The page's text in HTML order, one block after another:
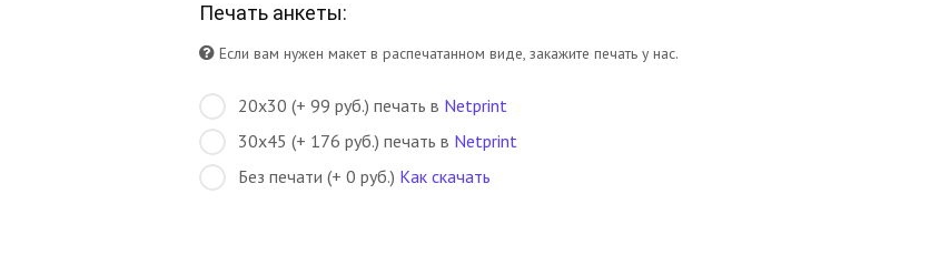
Печать анкеты:
Если вам нужен макет в распечатанном виде, закажите печать у нас.
20х30 (+ 99 руб.) печать в Netprint
30х45 (+ 176 руб.) печать в Netprint
Без печати (+ 0 руб.) Как скачать